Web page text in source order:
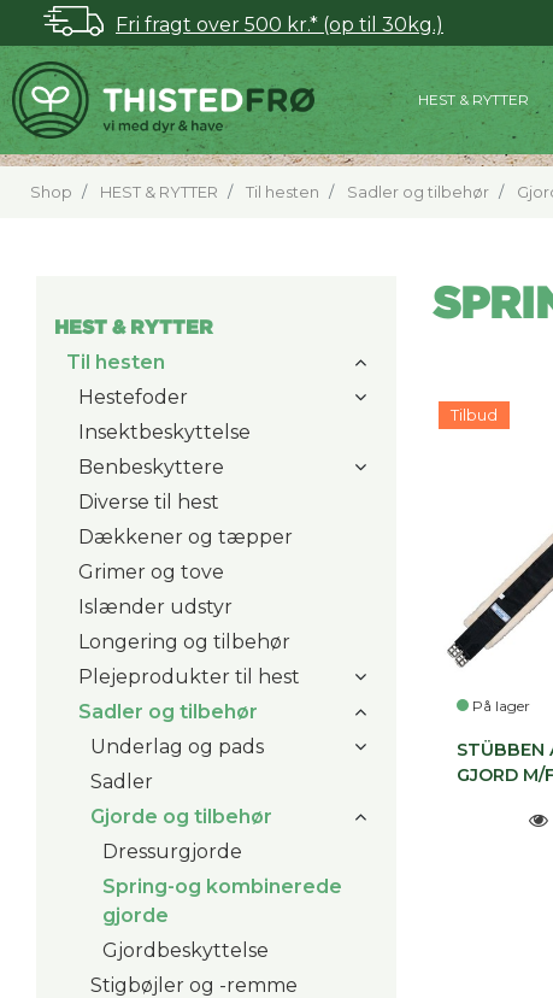
Fri fragt over 500 kr.* (op til 30kg.)
HEST & RYTTER
Shop HEST & RYTTER Til hesten Sadler og tilbehør
HEST & RYTTER
Til hesten
Hestefoder
Insektbeskyttelse
Benbeskyttere
Diverse til hest
Dækkener og tæpper
Grimer og tove
Islænder udstyr
Longering og tilbehør
Plejeprodukter til hest
Sadler og tilbehør
Underlag og pads
Sadler
Gjorde og tilbehør
Dressurgjorde
Spring-og kombinerede
gjorde
Gjordbeskyttelse
Stigbøjler og -remme
Tilbud
På lager
STÜBBEN
GJORD M/